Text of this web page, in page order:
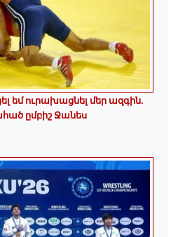
եմ ուրախացնել մեր ազգին.
ըմբիշ Ջանես